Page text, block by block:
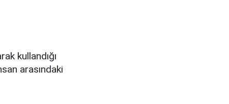
kullandığı
arasındaki